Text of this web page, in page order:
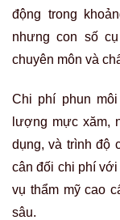
động trong
nhưng con số
chuyên môn và
Chi phí phun
lượng mực xăm,
dụng, và trình độ
cân đối chi phí
vụ thẩm mỹ cao
sâu.